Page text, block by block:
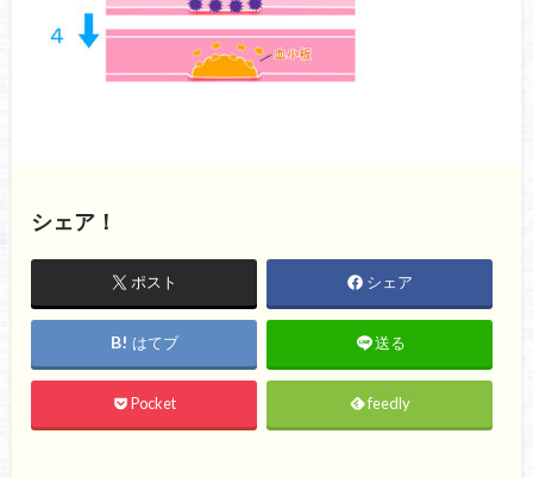
シェア！
ポスト シェア
はてブ 送る
Pocket feedly